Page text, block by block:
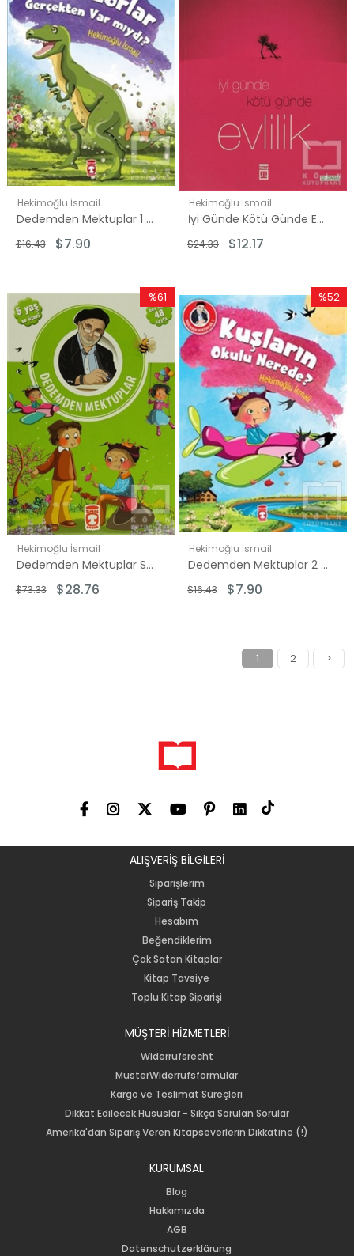
Hekimoğlu İsmail
Dedemden Mektuplar 1 - Dinazorlar Gerçekten Var mıydı?
$7.90
$16.43
Hekimoğlu İsmail
İyi Günde Kötü Günde Evlilik
$12.17
$24.33
Hekimoğlu İsmail
Dedemden Mektuplar Seti - 10 Kitap Takım
$28.76
$73.33
%61
İndirim
%61İndirim
Hekimoğlu İsmail
Dedemden Mektuplar 2 - Kuşların Okulu Nerede?
$7.90
$16.43
%52
İndirim
1 2 >
ALIŞVERİŞ BİLGiLERİ
Siparişlerim
Sipariş Takip
Hesabım
Beğendiklerim
Çok Satan Kitaplar
Kitap Tavsiye
Toplu Kitap Siparişi
MÜŞTERİ HİZMETLERİ
Widerrufsrecht
MusterWiderrufsformular
Kargo ve Teslimat Süreçleri
Dikkat Edilecek Hususlar - Sıkça Sorulan Sorular
Amerika'dan Sipariş Veren Kitapseverlerin Dikkatine (!)
KURUMSAL
Blog
Hakkımızda
AGB
Datenschutzerklärung